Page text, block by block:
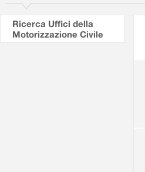
Ricerca Uffici della
Motorizzazione Civile